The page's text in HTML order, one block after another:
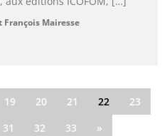
François Mairesse
19 20 21 22
23
31 32 33 »